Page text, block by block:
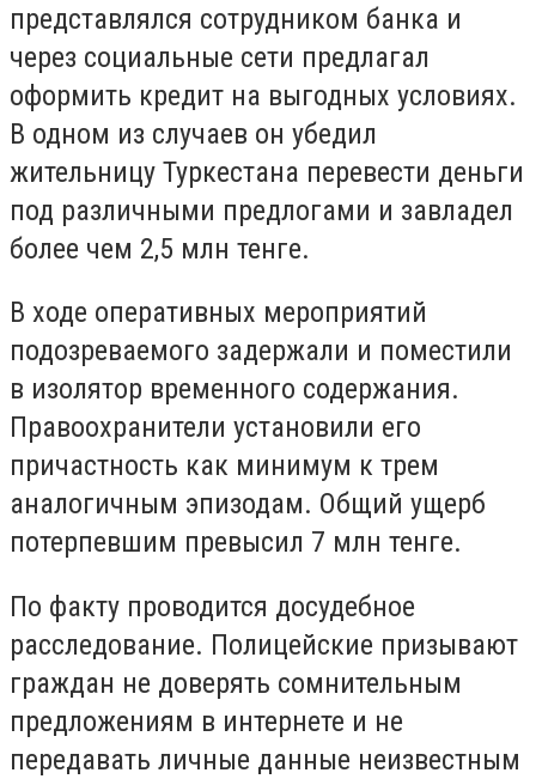
представлялся сотрудником банка и
через социальные сети предлагал
оформить кредит на выгодных условиях.
В одном из случаев он убедил
жительницу Туркестана перевести деньги
под различными предлогами и завладел
более чем 2,5 млн тенге.
В ходе оперативных мероприятий
подозреваемого задержали и поместили
в изолятор временного содержания.
Правоохранители установили его
причастность как минимум к трем
аналогичным эпизодам. Общий ущерб
потерпевшим превысил 7 млн тенге.
По факту проводится досудебное
расследование. Полицейские призывают
граждан не доверять сомнительным
предложениям в интернете и не
передавать личные данные неизвестным